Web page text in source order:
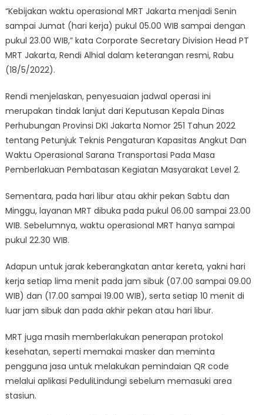
“Kebijakan waktu operasional MRT Jakarta menjadi Senin
sampai Jumat (hari kerja) pukul 05.00 WIB sampai dengan
pukul 23.00 WIB,” kata Corporate Secretary Division Head PT
MRT Jakarta, Rendi Alhial dalam keterangan resmi, Rabu
(18/5/2022).
Rendi menjelaskan, penyesuaian jadwal operasi ini
merupakan tindak lanjut dari Keputusan Kepala Dinas
Perhubungan Provinsi DKI Jakarta Nomor 251 Tahun 2022
tentang Petunjuk Teknis Pengaturan Kapasitas Angkut Dan
Waktu Operasional Sarana Transportasi Pada Masa
Pemberlakuan Pembatasan Kegiatan Masyarakat Level 2.
Sementara, pada hari libur atau akhir pekan Sabtu dan
Minggu, layanan MRT dibuka pada pukul 06.00 sampai 23.00
WIB. Sebelumnya, waktu operasional MRT hanya sampai
pukul 22.30 WIB.
Adapun untuk jarak keberangkatan antar kereta, yakni hari
kerja setiap lima menit pada jam sibuk (07.00 sampai 09.00
WIB) dan (17.00 sampai 19.00 WIB), serta setiap 10 menit di
luar jam sibuk dan pada akhir pekan atau hari libur.
MRT juga masih memberlakukan penerapan protokol
kesehatan, seperti memakai masker dan meminta
pengguna jasa untuk melakukan pemindaian QR code
melalui aplikasi PeduliLindungi sebelum memasuki area
stasiun.